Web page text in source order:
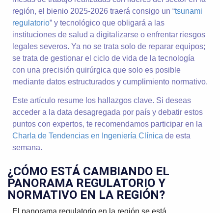
región, el bienio 2025-2026 traerá consigo un “tsunami
regulatorio” y tecnológico que obligará a las
instituciones de salud a digitalizarse o enfrentar riesgos
legales severos. Ya no se trata solo de reparar equipos;
se trata de gestionar el ciclo de vida de la tecnología
con una precisión quirúrgica que solo es posible
mediante datos estructurados y cumplimiento normativo.
Este artículo resume los hallazgos clave. Si deseas
acceder a la data desagregada por país y debatir estos
puntos con expertos, te recomendamos participar en la
Charla de Tendencias en Ingeniería Clínica de esta
semana.
¿CÓMO ESTÁ CAMBIANDO EL
PANORAMA REGULATORIO Y
NORMATIVO EN LA REGIÓN?